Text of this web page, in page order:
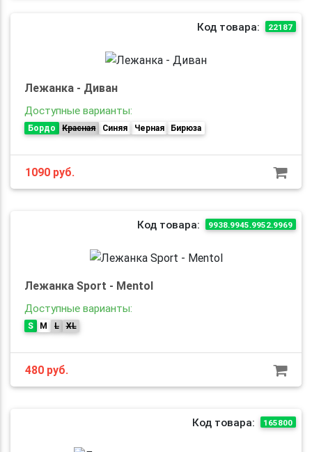
Код товара: 22187
Лежанка - Диван
Доступные варианты:
Бордо Красная Синяя Черная Бирюза
1090 руб.
Код товара: 9938.9945.9952.9969
Лежанка Sport - Mentol
Доступные варианты:
S M L XL
480 руб.
Код товара: 165800